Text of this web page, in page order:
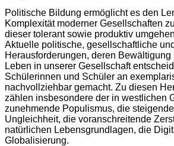
Politische Bildung ermöglicht es den
Komplexität moderner Gesellschaften
dieser tolerant sowie produktiv
Aktuelle politische, gesellschaftliche
Herausforderungen, deren Bewältigung
Leben in unserer Gesellschaft
Schülerinnen und Schüler an
nachvollziehbar gemacht. Zu diesen
zählen insbesondere der in westlichen
zunehmende Populismus, die
Ungleichheit, die voranschreitende
natürlichen Lebensgrundlagen, die
Globalisierung.